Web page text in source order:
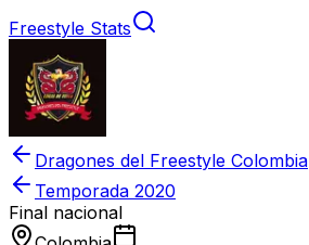
Freestyle Stats
Dragones del Freestyle Colombia
Temporada 2020
Final nacional